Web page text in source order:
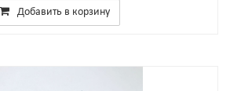
Добавить в корзину